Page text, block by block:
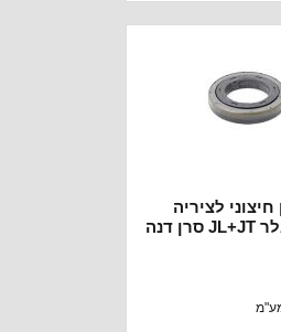
לציריה
קדמית רנגלר JL+JT סרן דנה